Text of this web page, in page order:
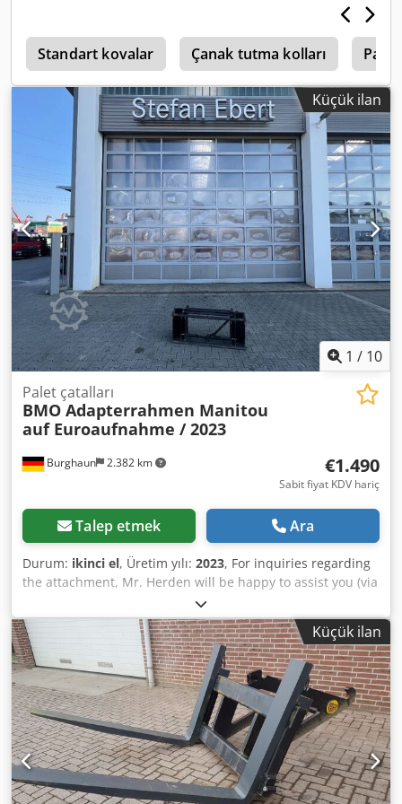
Standart kovalar Çanak tutma kolları Palet
Küçük ilan
1 / 10
Burghaun 2.382 km
Palet çatalları
BMO Adapterrahmen Manitou
auf Euroaufnahme / 2023
€1.490
Sabit fiyat KDV hariç
Talep etmek Ara
Durum: ikinci el, Üretim yılı: 2023, For inquiries regarding
the attachment, Mr. Herden will be happy to assist you (via
telephone). BMO adapter frame from Manitou telescopic
handler to Euro mounting / Year of manufacture: 2023 / in
stock & immediately available Price: €1,490.00 net /
€1,773.10 gross Version with mechanical locking We carry a
wide range of different attachments in our warehouse, all
immediately available! Crsdpfx Ajyxvhbsfkef Mr. Herden
(Tel.) will be happy to assist you. Upon request, we are
pleased to provide a financing offer. We are an official Holp
sales and service partner. We are an official Gierking GMT
sales and service partner. We are an official OilQuick sales
and service partner. We are an official Weber MT sales and
Küçük ilan